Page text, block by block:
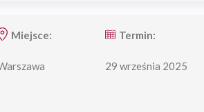
Miejsce: Termin:
29 września 2025